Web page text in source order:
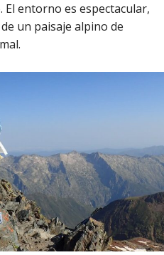
entorno es espectacular,
un paisaje alpino de